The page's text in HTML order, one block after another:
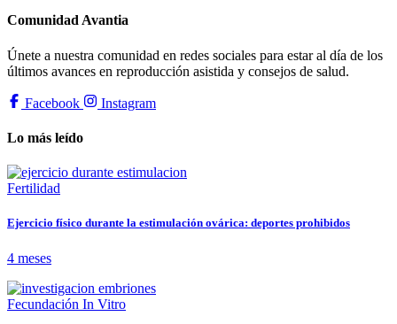
Comunidad Avantia
Únete a nuestra comunidad en redes sociales para estar al día de los
últimos avances en reproducción asistida y consejos de salud.
Facebook Instagram
Lo más leído
Fertilidad
Ejercicio físico durante la estimulación ovárica: deportes prohibidos
4 meses
Fecundación In Vitro